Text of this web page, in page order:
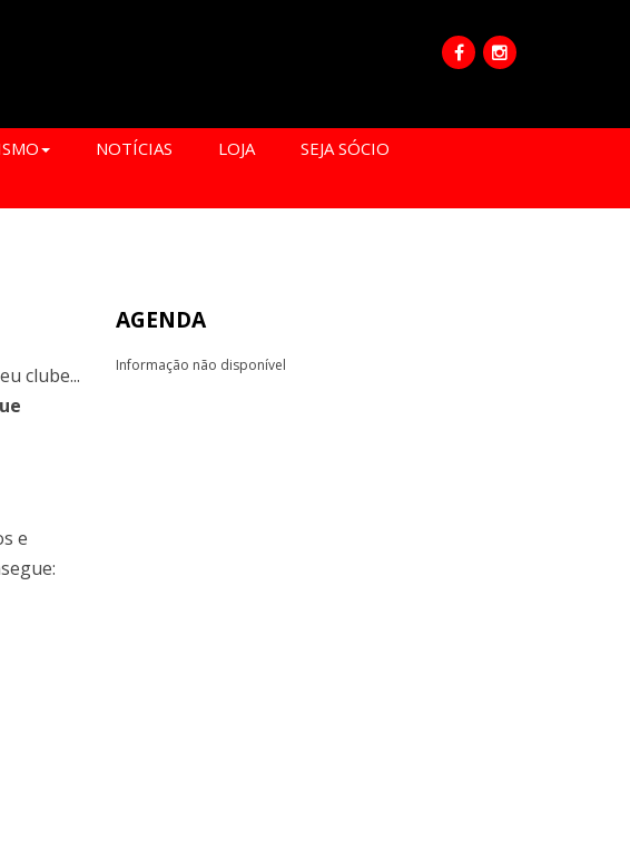
NOTÍCIAS LOJA
SEJA SÓCIO
clube...
e
AGENDA
Informação não disponível